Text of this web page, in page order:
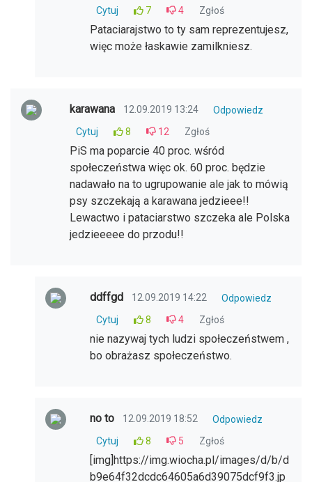
Cytuj
7 4 Zgłoś
Pataciarajstwo to ty sam reprezentujesz,
więc może łaskawie zamilkniesz.
karawana 12.09.2019 13:24
Odpowiedz
Cytuj
8 12 Zgłoś
PiS ma poparcie 40 proc. wśród
społeczeństwa więc ok. 60 proc. będzie
nadawało na to ugrupowanie ale jak to mówią
psy szczekają a karawana jedzieee!!
Lewactwo i pataciarstwo szczeka ale Polska
jedzieeeee do przodu!!
ddffgd 12.09.2019 14:22
Odpowiedz
Cytuj
8 4 Zgłoś
nie nazywaj tych ludzi społeczeństwem ,
bo obrażasz społeczeństwo.
no to 12.09.2019 18:52
Odpowiedz
Cytuj
8 5 Zgłoś
[img]https://img.wiocha.pl/images/d/b/d
b9e64f32dcdc64605a6d39075dcf9f3.jp